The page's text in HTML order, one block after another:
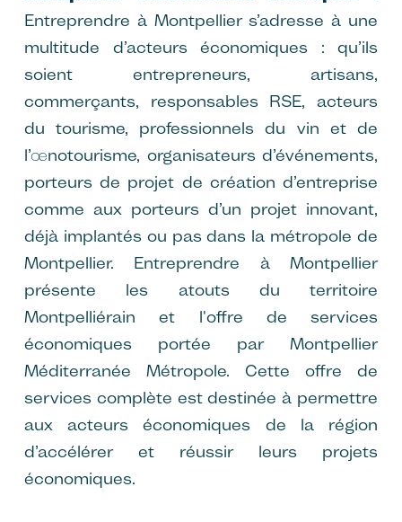
Entreprendre à Montpellier s’adresse à une
multitude d’acteurs économiques : qu’ils
soient entrepreneurs, artisans,
commerçants, responsables RSE, acteurs
du tourisme, professionnels du vin et de
l’œnotourisme, organisateurs d’événements,
porteurs de projet de création d’entreprise
comme aux porteurs d’un projet innovant,
déjà implantés ou pas dans la métropole de
Montpellier. Entreprendre à Montpellier
présente les atouts du territoire
Montpelliérain et l'offre de services
économiques portée par Montpellier
Méditerranée Métropole. Cette offre de
services complète est destinée à permettre
aux acteurs économiques de la région
d’accélérer et réussir leurs projets
économiques.